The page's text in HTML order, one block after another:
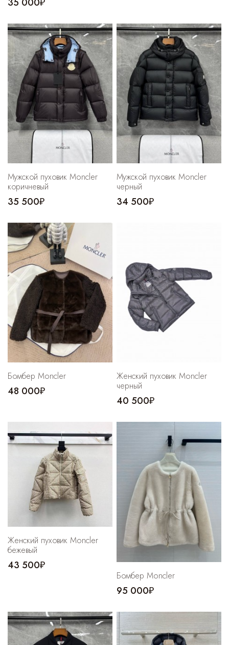
35 000₽
Мужской пуховик Moncler
коричневый
35 500₽
Мужской пуховик Moncler
черный
34 500₽
Бомбер Moncler
48 000₽
Женский пуховик Moncler
черный
40 500₽
Женский пуховик Moncler
бежевый
43 500₽
Бомбер Moncler
95 000₽